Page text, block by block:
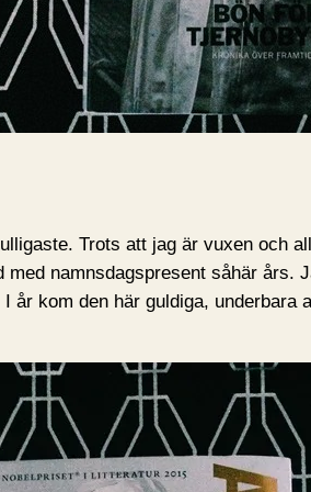
Trots att jag är vuxen och
med namnsdagspresent såhär års.
år kom den här guldiga, underbara